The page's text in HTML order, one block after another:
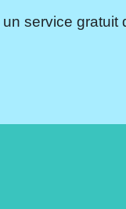
service